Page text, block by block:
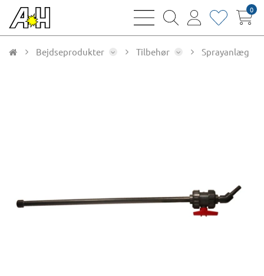
bars
magnifying
user
heart0
Bejdseprodukter Tilbehør Sprayanlæg